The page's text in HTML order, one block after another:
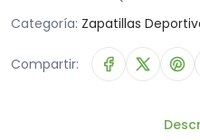
Categoría: Zapatillas
Compartir: